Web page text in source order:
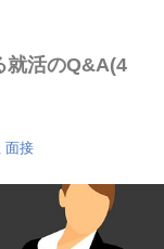
就活のQ&A(4
面接